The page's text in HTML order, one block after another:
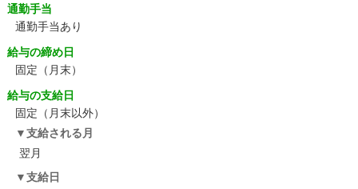
通勤手当
通勤手当あり
給与の締め日
固定（月末）
給与の支給日
固定（月末以外）
支給される月
翌月
支給日